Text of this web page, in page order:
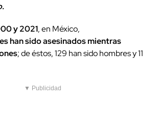
y 2021, en México,
han sido asesinados mientras
; de éstos, 129 han sido hombres y 11
▼ Publicidad